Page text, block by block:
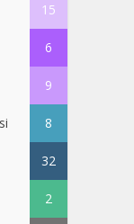
15
6
9
8
32
2